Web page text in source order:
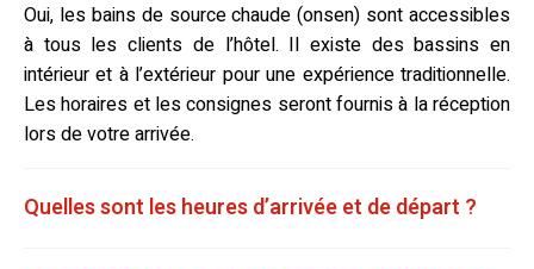
Oui, les bains de source chaude (onsen) sont accessibles
à tous les clients de l’hôtel. Il existe des bassins en
intérieur et à l’extérieur pour une expérience traditionnelle.
Les horaires et les consignes seront fournis à la réception
lors de votre arrivée.
Quelles sont les heures d’arrivée et de départ ?